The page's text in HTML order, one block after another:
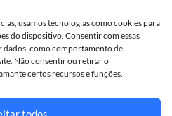
usamos tecnologias como cookies para
do dispositivo. Consentir com essas
como comportamento de
Não consentir ou retirar o
certos recursos e funções.
a